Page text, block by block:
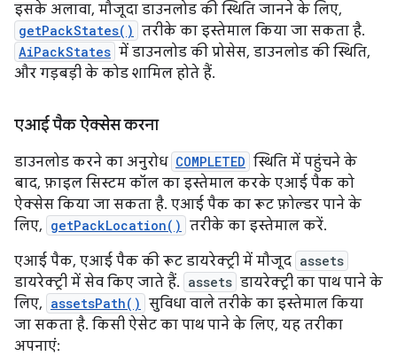
इसके अलावा, मौजूदा डाउनलोड की स्थिति जानने के लिए,
getPackStates() तरीके का इस्तेमाल किया जा सकता है.
AiPackStates में डाउनलोड की प्रोसेस, डाउनलोड की स्थिति,
और गड़बड़ी के कोड शामिल होते हैं.
एआई पैक ऐक्सेस करना
डाउनलोड करने का अनुरोध COMPLETED स्थिति में पहुंचने के
बाद, फ़ाइल सिस्टम कॉल का इस्तेमाल करके एआई पैक को
ऐक्सेस किया जा सकता है. एआई पैक का रूट फ़ोल्डर पाने के
लिए, getPackLocation() तरीके का इस्तेमाल करें.
एआई पैक, एआई पैक की रूट डायरेक्ट्री में मौजूद assets
डायरेक्ट्री में सेव किए जाते हैं. assets डायरेक्ट्री का पाथ पाने के
लिए, assetsPath() सुविधा वाले तरीके का इस्तेमाल किया
जा सकता है. किसी ऐसेट का पाथ पाने के लिए, यह तरीका
अपनाएं: